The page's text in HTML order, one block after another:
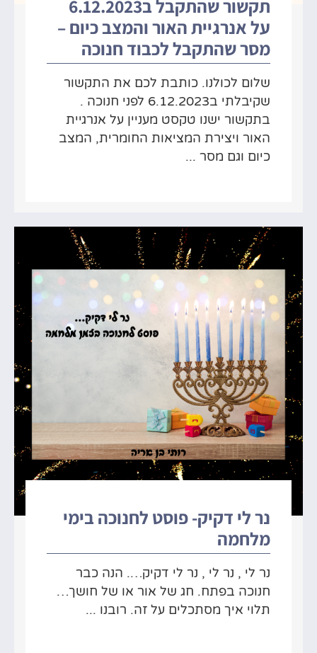
תקשור שהתקבל ב6.12.2023
על אנרגיית האור והמצב כיום –
מסר שהתקבל לכבוד חנוכה
שלום לכולנו. כותבת לכם את התקשור
שקיבלתי ב6.12.2023 לפני חנוכה .
בתקשור ישנו טקסט מעניין על אנרגיית
האור ויצירת המציאות החומרית, המצב
כיום וגם מסר ...
נר לי דקיק- פוסט לחנוכה בימי
מלחמה
נר לי , נר לי , נר לי דקיק…. הנה כבר
חנוכה בפתח. חג של אור או של חושך…
תלוי איך מסתכלים על זה. רובנו ...